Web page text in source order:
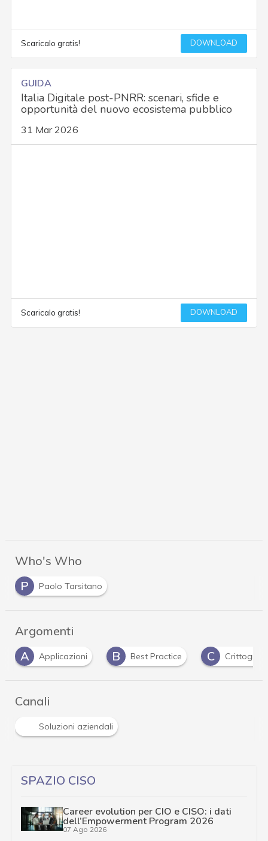
Scaricalo gratis! DOWNLOAD
GUIDA
Italia Digitale post-PNRR: scenari, sfide e
opportunità del nuovo ecosistema pubblico
31 Mar 2026
Scaricalo gratis! DOWNLOAD
Who's Who
P
Paolo Tarsitano
Argomenti
A
Applicazioni B Best Practice C
Canali
Soluzioni aziendali
SPAZIO CISO
Career evolution per CIO e CISO: i dati
dell’Empowerment Program 2026
07 Ago 2026